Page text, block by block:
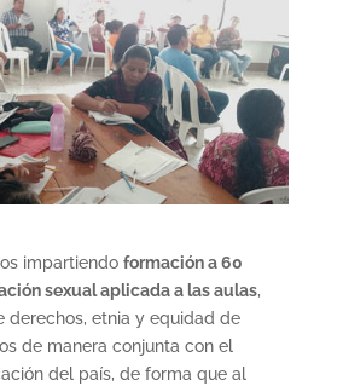
impartiendo formación a 60
sexual aplicada a las aulas,
derechos, etnia y equidad de
de manera conjunta con el
del país, de forma que al